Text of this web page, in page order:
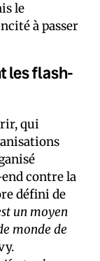
le
à passer
les flash-
qui
contre la
défini de
un moyen
monde de